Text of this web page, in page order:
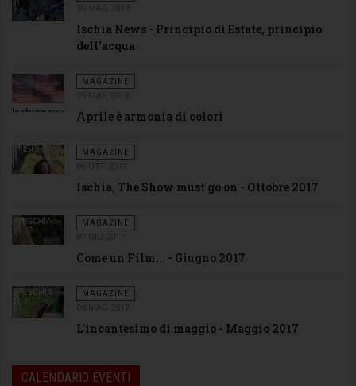
Ischia News - Principio di Estate, principio
dell’acqua
Ischianews
2018 -
cover
MAGAZINE
Aprile è armonia di colori
MAGAZINE
Ischia, The Show must go on - Ottobre 2017
MAGAZINE
Come un Film... - Giugno 2017
MAGAZINE
L'incantesimo di maggio - Maggio 2017
CALENDARIO EVENTI